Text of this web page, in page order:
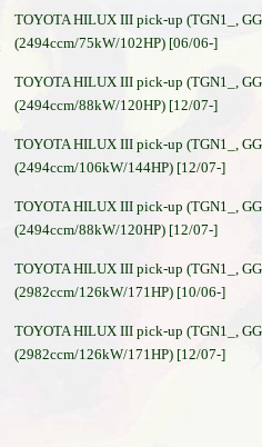
TOYOTA HILUX III pick-up (TGN1_,
(2494ccm/75kW/102HP) [06/06-]
TOYOTA HILUX III pick-up (TGN1_,
(2494ccm/88kW/120HP) [12/07-]
TOYOTA HILUX III pick-up (TGN1_,
(2494ccm/106kW/144HP) [12/07-]
TOYOTA HILUX III pick-up (TGN1_,
(2494ccm/88kW/120HP) [12/07-]
TOYOTA HILUX III pick-up (TGN1_,
(2982ccm/126kW/171HP) [10/06-]
TOYOTA HILUX III pick-up (TGN1_,
(2982ccm/126kW/171HP) [12/07-]